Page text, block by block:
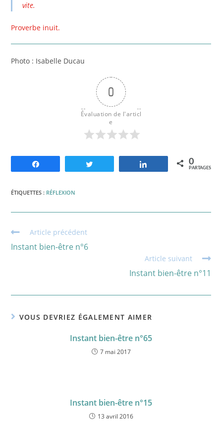
vite.
Proverbe inuit.
Photo : Isabelle Ducau
0
Évaluation de l'articl
e
Partagez 0
PARTAGES
ÉTIQUETTES : RÉFLEXION
Read
articles
Article précédent
Instant bien-être n°6
Article suivant
Instant bien-être n°11
VOUS DEVRIEZ ÉGALEMENT AIMER
Instant bien-être n°65
7 mai 2017
Instant bien-être n°15
13 avril 2016